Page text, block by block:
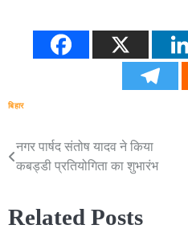
बिहार
Post
navigation
नगर पार्षद संतोष यादव ने किया
कबड्डी प्रतियोगिता का शुभारंभ
Related Posts